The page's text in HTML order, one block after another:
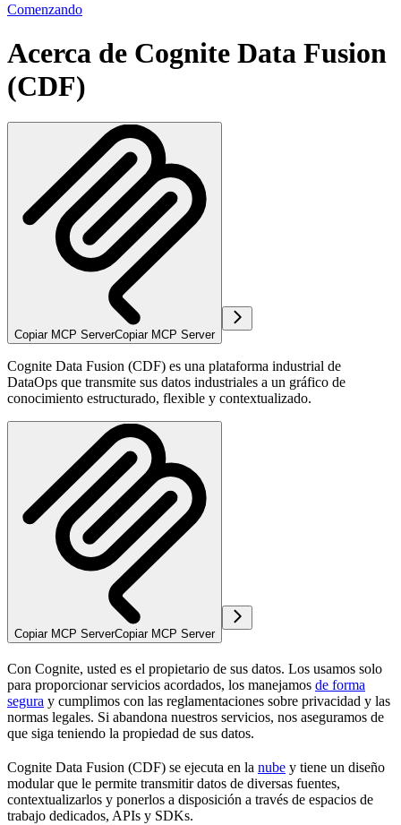
Comenzando
Acerca de Cognite Data Fusion
(CDF)
Copiar MCP ServerCopiar MCP Server
Cognite Data Fusion (CDF) es una plataforma industrial de
DataOps que transmite sus datos industriales a un gráfico de
conocimiento estructurado, flexible y contextualizado.
Copiar MCP ServerCopiar MCP Server
Con Cognite, usted es el propietario de sus datos. Los usamos solo
para proporcionar servicios acordados, los manejamos de forma
segura y cumplimos con las reglamentaciones sobre privacidad y las
normas legales. Si abandona nuestros servicios, nos aseguramos de
que siga teniendo la propiedad de sus datos.
Cognite Data Fusion (CDF) se ejecuta en la nube y tiene un diseño
modular que le permite transmitir datos de diversas fuentes,
contextualizarlos y ponerlos a disposición a través de espacios de
trabajo dedicados, APIs y SDKs.